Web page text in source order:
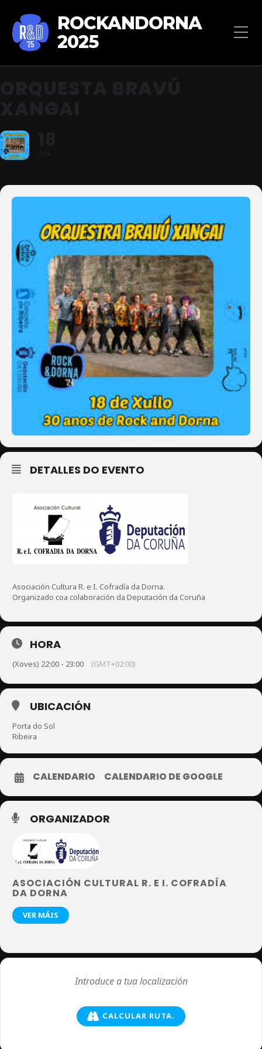
ROCKANDORNA
2025
DETALLES DO EVENTO
Asociación Cultura R. e I. Cofradía da Dorna.
Organizado coa colaboración da Deputación da Coruña
HORA
(Xoves) 22:00 - 23:00 (GMT+02:00)
UBICACIÓN
Porta do Sol
Ribeira
CALENDARIO CALENDARIO DE GOOGLE
ORGANIZADOR
ASOCIACIÓN CULTURAL R. E I. COFRADÍA
DA DORNA
VER MÁIS
CALCULAR RUTA.